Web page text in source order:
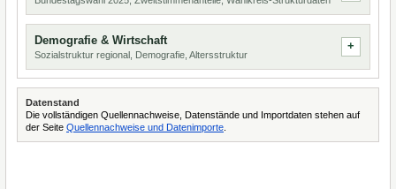
Demografie & Wirtschaft
Sozialstruktur regional, Demografie, Altersstruktur
Datenstand
Die vollständigen Quellennachweise, Datenstände und Importdaten stehen auf
der Seite Quellennachweise und Datenimporte